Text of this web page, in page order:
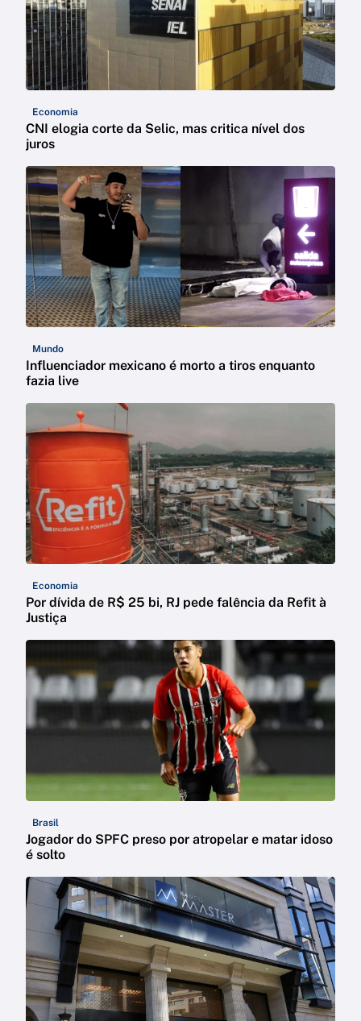
Economia
CNI elogia corte da Selic, mas critica nível dos
juros
Mundo
Influenciador mexicano é morto a tiros enquanto
fazia live
Economia
Por dívida de R$ 25 bi, RJ pede falência da Refit à
Justiça
Brasil
Jogador do SPFC preso por atropelar e matar idoso
é solto